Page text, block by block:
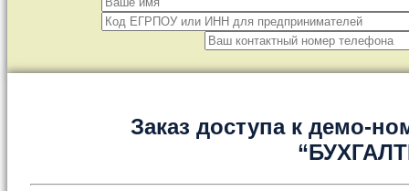
Заказ доступа к демо-